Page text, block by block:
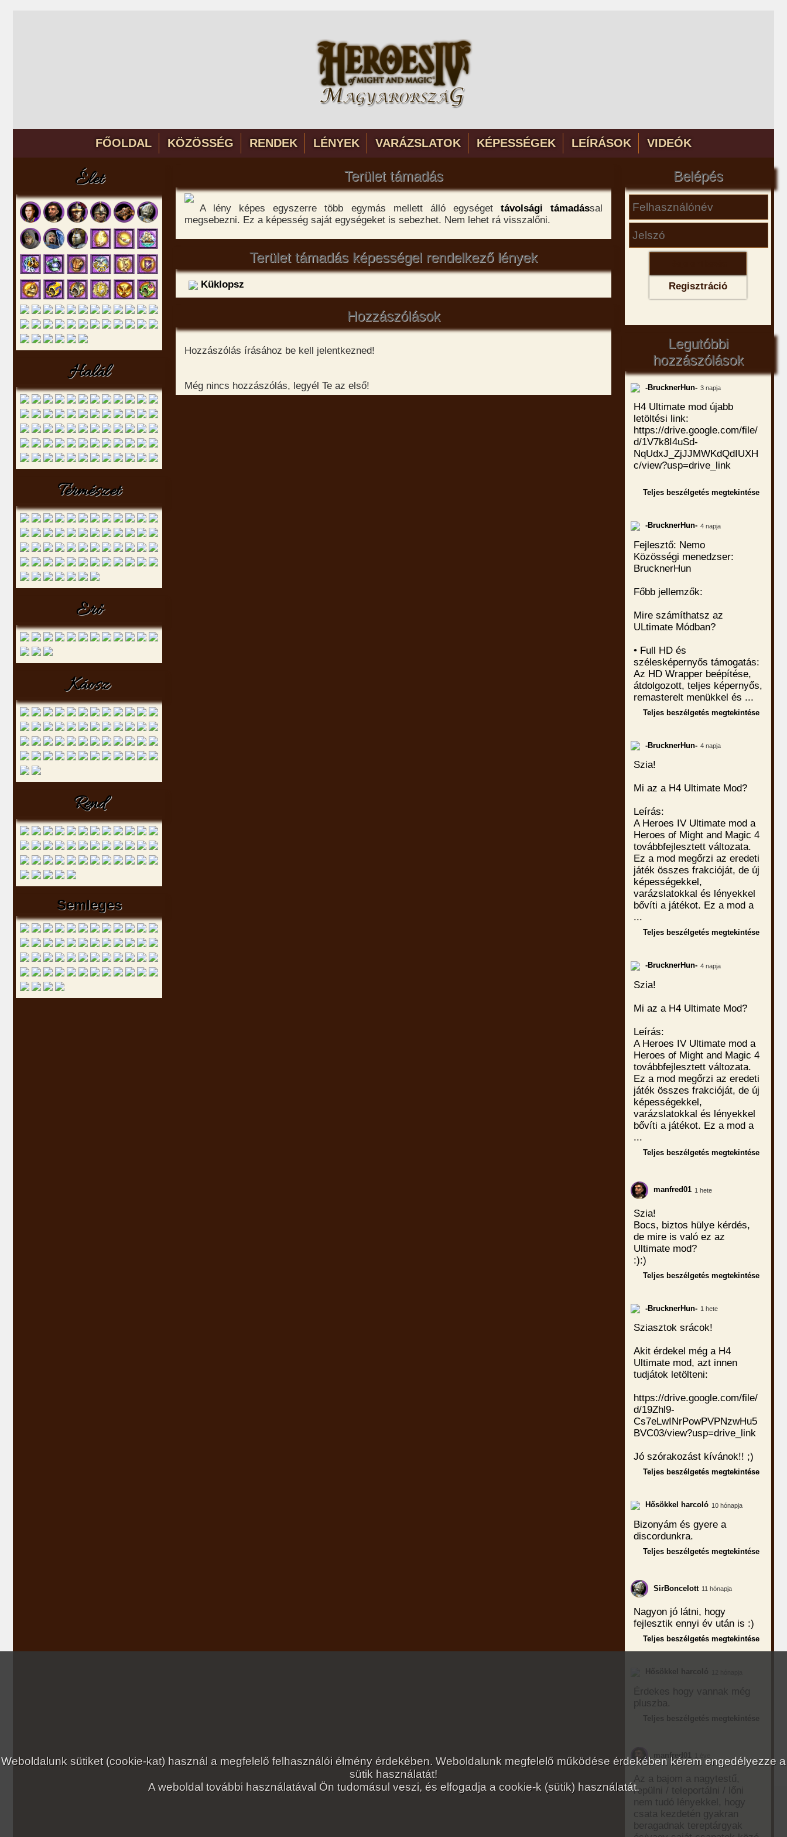
FŐOLDAL KÖZÖSSÉG RENDEK LÉNYEK VARÁZSLATOK KÉPESSÉGEK LEÍRÁSOK VIDEÓK
Élet
Halál
Természet
Erő
Káosz
Rend
Semleges
Terület támadás
A lény képes egyszerre több egymás mellett álló egységet távolsági támadással
megsebezni. Ez a képesség saját egységeket is sebezhet. Nem lehet rá visszalőni.
Terület támadás képességel rendelkező lények
Küklopsz
Hozzászólások
Hozzászólás írásához be kell jelentkezned!
Még nincs hozzászólás, legyél Te az első!
Weboldalunk sütiket (cookie-kat) használ a megfelelő felhasználói élmény érdekében. Weboldalunk megfelelő működése érdekében kérem engedélyezze a
sütik használatát!
A weboldal további használatával Ön tudomásul veszi, és elfogadja a cookie-k (sütik) használatát.
Belépés
Regisztráció
Legutóbbi
hozzászólások
-BrucknerHun- 3 napja
H4 Ultimate mod újabb
letöltési link:
https://drive.google.com/file/
d/1V7k8I4uSd-
NqUdxJ_ZjJJMWKdQdIUXH
c/view?usp=drive_link
Teljes beszélgetés megtekintése
-BrucknerHun- 4 napja
Fejlesztő: Nemo
Közösségi menedzser:
BrucknerHun
Főbb jellemzők:
Mire számíthatsz az
ULtimate Módban?
• Full HD és
szélesképernyős támogatás:
Az HD Wrapper beépítése,
átdolgozott, teljes képernyős,
remasterelt menükkel és ...
Teljes beszélgetés megtekintése
-BrucknerHun- 4 napja
Szia!
Mi az a H4 Ultimate Mod?
Leírás:
A Heroes IV Ultimate mod a
Heroes of Might and Magic 4
továbbfejlesztett változata.
Ez a mod megőrzi az eredeti
játék összes frakcióját, de új
képességekkel,
varázslatokkal és lényekkel
bővíti a játékot. Ez a mod a
...
Teljes beszélgetés megtekintése
-BrucknerHun- 4 napja
Szia!
Mi az a H4 Ultimate Mod?
Leírás:
A Heroes IV Ultimate mod a
Heroes of Might and Magic 4
továbbfejlesztett változata.
Ez a mod megőrzi az eredeti
játék összes frakcióját, de új
képességekkel,
varázslatokkal és lényekkel
bővíti a játékot. Ez a mod a
...
Teljes beszélgetés megtekintése
manfred01 1 hete
Szia!
Bocs, biztos hülye kérdés,
de mire is való ez az
Ultimate mod?
:):)
Teljes beszélgetés megtekintése
-BrucknerHun- 1 hete
Sziasztok srácok!
Akit érdekel még a H4
Ultimate mod, azt innen
tudjátok letölteni:
https://drive.google.com/file/
d/19Zhl9-
Cs7eLwINrPowPVPNzwHu5
BVC03/view?usp=drive_link
Jó szórakozást kívánok!! ;)
Teljes beszélgetés megtekintése
Hősökkel harcoló 10 hónapja
Bizonyám és gyere a
discordunkra.
Teljes beszélgetés megtekintése
SirBoncelott 11 hónapja
Nagyon jó látni, hogy
fejlesztik ennyi év után is :)
Teljes beszélgetés megtekintése
Hősökkel harcoló
Érdekes hogy vannak még
pluszba.
Teljes beszélgetés megtekintése
manfred01
Az a bajom a nagytestű,
repülni / teleportálni / lőni
nem tudó lényekkel, hogy
csata kezdetén gyakran
beragadnak tereptárgyak